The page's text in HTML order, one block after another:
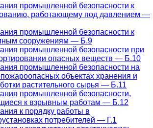
промышленной безопасности к
работающему под давлением —
промышленной безопасности к
сооружениям — Б.9
промышленной безопасности при
опасных веществ — Б.10
промышленной безопасности на
объектах хранения и
растительного сырья — Б.11
промышленной безопасности,
к взрывным работам — Б.12
к порядку работы в
потребителей — Г.1